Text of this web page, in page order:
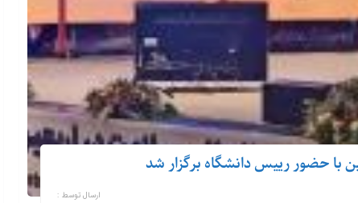
با حضور رییس دانشگاه برگزار شد
ارسال توسط :